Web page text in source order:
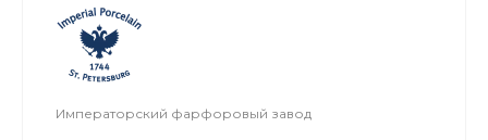
Императорский фарфоровый завод